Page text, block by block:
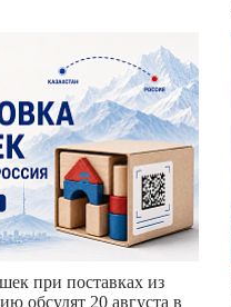
при поставках из
обсудят 20 августа в